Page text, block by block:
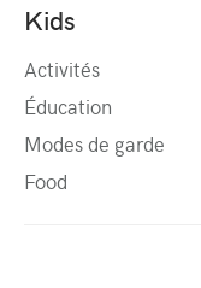
Kids
Activités
Éducation
Modes de garde
Food